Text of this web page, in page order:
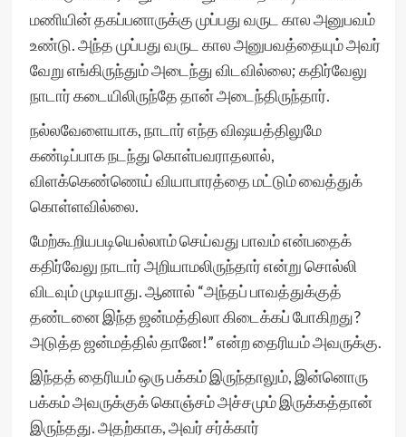
மணியின் தகப்பனாருக்கு முப்பது வருட கால அனுபவம்
உண்டு. அந்த முப்பது வருட கால அனுபவத்தையும் அவர்
வேறு எங்கிருந்தும் அடைந்து விடவில்லை; கதிர்வேலு
நாடார் கடையிலிருந்தே தான் அடைந்திருந்தார்.
நல்லவேளையாக, நாடார் எந்த விஷயத்திலுமே
கண்டிப்பாக நடந்து கொள்பவராதலால்,
விளக்கெண்ணெய் வியாபாரத்தை மட்டும் வைத்துக்
கொள்ளவில்லை.
மேற்கூறியபடியெல்லாம் செய்வது பாவம் என்பதைக்
கதிர்வேலு நாடார் அறியாமலிருந்தார் என்று சொல்லி
விடவும் முடியாது. ஆனால் “அந்தப் பாவத்துக்குத்
தண்டனை இந்த ஜன்மத்திலா கிடைக்கப் போகிறது?
அடுத்த ஜன்மத்தில் தானே!” என்ற தைரியம் அவருக்கு.
இந்தத் தைரியம் ஒரு பக்கம் இருந்தாலும், இன்னொரு
பக்கம் அவருக்குக் கொஞ்சம் அச்சமும் இருக்கத்தான்
இருந்தது. அதற்காக, அவர் சர்க்கார்